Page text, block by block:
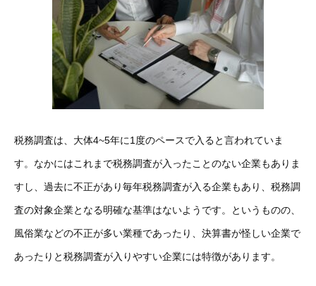
税務調査は、大体4~5年に1度のペースで入ると言われていま
す。なかにはこれまで税務調査が入ったことのない企業もありま
すし、過去に不正があり毎年税務調査が入る企業もあり、税務調
査の対象企業となる明確な基準はないようです。というものの、
風俗業などの不正が多い業種であったり、決算書が怪しい企業で
あったりと税務調査が入りやすい企業には特徴があります。